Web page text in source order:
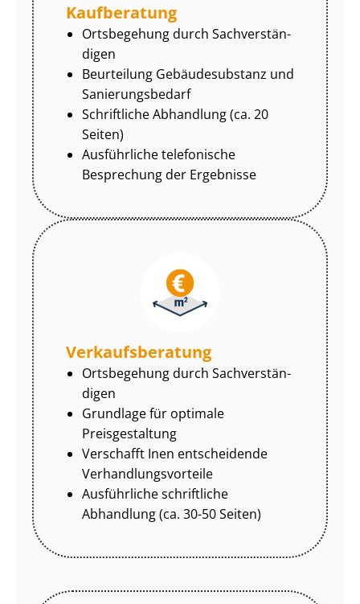
Kaufberatung
Ortsbegehung durch Sach­ver­stän­
di­gen
Beurteilung Gebäudesubstanz und
Sa­nie­rungs­be­darf
Schriftliche Abhandlung (ca. 20
Seiten)
Ausführliche telefonische
Besprechung der Ergebnisse
Ver­kaufs­be­ra­tung
Ortsbegehung durch Sach­ver­stän­
di­gen
Grundlage für optimale
Preisgestaltung
Verschafft Inen entscheidende
Ver­hand­lungs­vor­tei­le
Ausführliche schriftliche
Abhandlung (ca. 30-50 Seiten)